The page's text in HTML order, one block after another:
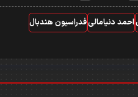
احمد دنیامالیفدراسیون هندبال